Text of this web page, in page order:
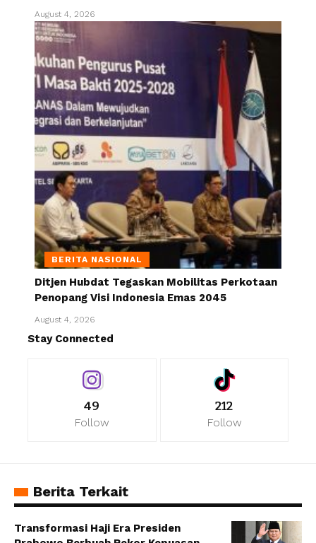
August 4, 2026
BERITA NASIONAL
Ditjen Hubdat Tegaskan Mobilitas Perkotaan
Penopang Visi Indonesia Emas 2045
August 4, 2026
Stay Connected
49
Follow
212
Follow
Berita Terkait
Transformasi Haji Era Presiden